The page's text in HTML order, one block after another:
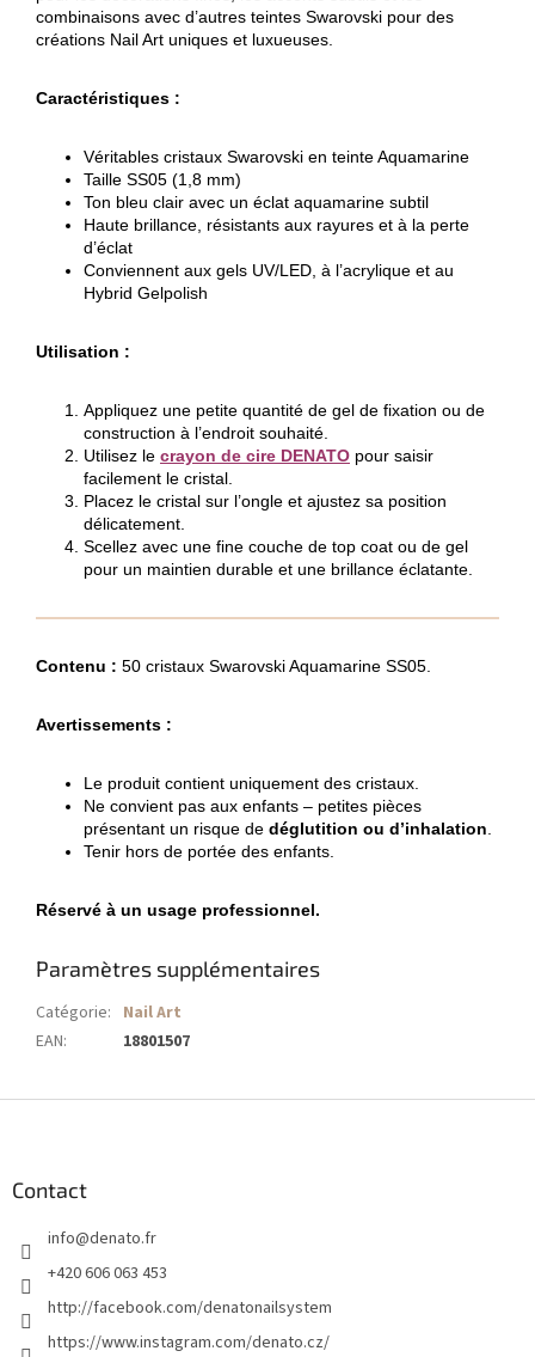
combinaisons avec d’autres teintes Swarovski pour des
créations Nail Art uniques et luxueuses.
Caractéristiques :
Véritables cristaux Swarovski en teinte Aquamarine
Taille SS05 (1,8 mm)
Ton bleu clair avec un éclat aquamarine subtil
Haute brillance, résistants aux rayures et à la perte
d’éclat
Conviennent aux gels UV/LED, à l’acrylique et au
Hybrid Gelpolish
Utilisation :
Appliquez une petite quantité de gel de fixation ou de
construction à l’endroit souhaité.
Utilisez le crayon de cire DENATO pour saisir
facilement le cristal.
Placez le cristal sur l’ongle et ajustez sa position
délicatement.
Scellez avec une fine couche de top coat ou de gel
pour un maintien durable et une brillance éclatante.
Contenu : 50 cristaux Swarovski Aquamarine SS05.
Avertissements :
Le produit contient uniquement des cristaux.
Ne convient pas aux enfants – petites pièces
présentant un risque de déglutition ou d’inhalation
Tenir hors de portée des enfants.
Réservé à un usage professionnel.
Paramètres supplémentaires
Catégorie: Nail Art
EAN: 18801507
Contact
info@denato.fr
+420 606 063 453
http://facebook.com/denatonailsystem
https://www.instagram.com/denato.cz/